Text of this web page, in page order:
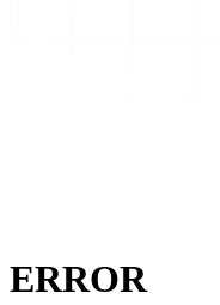
ERROR